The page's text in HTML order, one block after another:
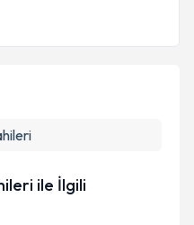
verilerimin belirtilen
ile İlgili